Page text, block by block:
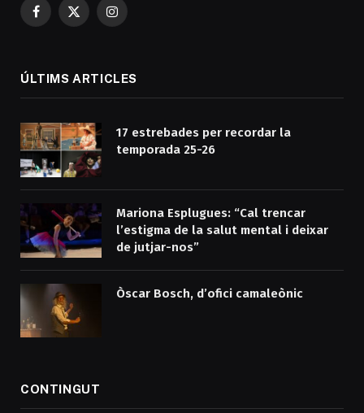
Facebook
X
Instagram
ÚLTIMS ARTICLES
17 estrebades per recordar la
temporada 25-26
Mariona Esplugues: “Cal trencar
l’estigma de la salut mental i deixar
de jutjar-nos”
Òscar Bosch, d’ofici camaleònic
CONTINGUT